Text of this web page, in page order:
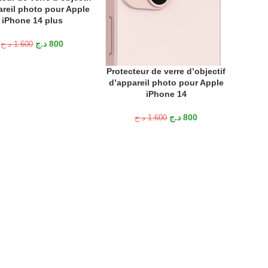
photo pour Apple
iPhone 14 plus
1.600 د.ج 800 د.ج
AJOUTER AU PANIER
Protecteur de verre d’objectif
d’appareil photo pour Apple
iPhone 14
1.600 د.ج 800 د.ج